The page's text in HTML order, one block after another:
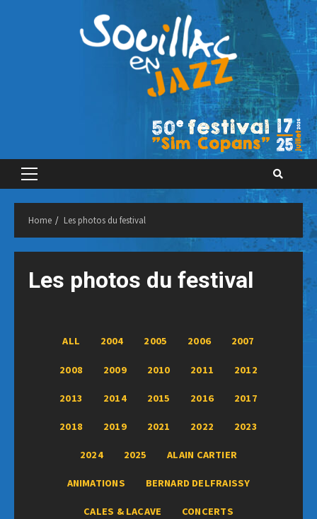
Primary
Home Les photos du festival
Les photos du festival
ALL 2004 2005 2006 2007
2008 2009 2010 2011 2012
2013 2014 2015 2016 2017
2018 2019 2021 2022 2023
2024 2025 ALAIN CARTIER
ANIMATIONS BERNARD DELFRAISSY
CALES & LACAVE CONCERTS